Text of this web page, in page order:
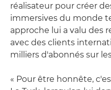
réalisateur pour créer
immersives du monde
approche lui a valu des
avec des clients
milliers d'abonnés sur
« Pour être honnête,